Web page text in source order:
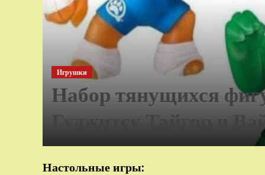
Игрушки
Набор тянущихся
Гуджитсу Тайгор и
Настольные игры: